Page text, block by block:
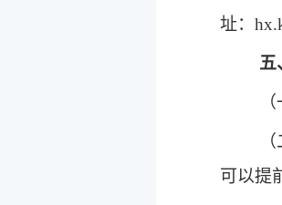
址：
五
可以提